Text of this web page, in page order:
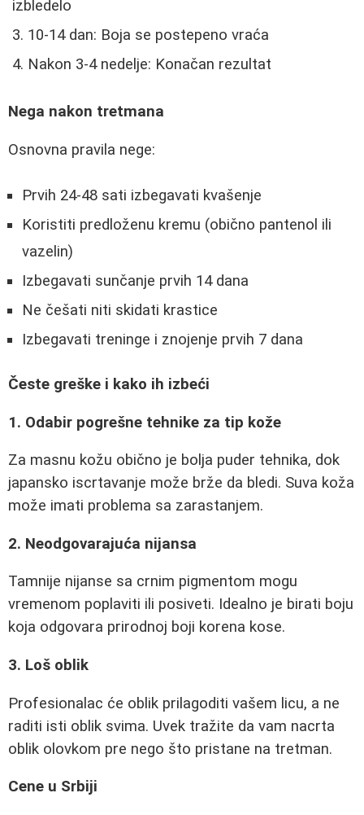
izbledelo
10-14 dan: Boja se postepeno vraća
Nakon 3-4 nedelje: Konačan rezultat
Negа nakon tretmana
Osnovna pravila negе:
Prvih 24-48 sati izbegavati kvašenje
Koristiti predloženu kremu (obično pantenol ili
vazelin)
Izbegavati sunčanje prvih 14 dana
Ne češati niti skidati krastice
Izbegavati treninge i znojenje prvih 7 dana
Česte greške i kako ih izbeći
1. Odabir pogrešne tehnike za tip kože
Za masnu kožu obično je bolja puder tehnika, dok
japansko iscrtavanje može brže da bledi. Suva koža
može imati problema sa zarastanjem.
2. Neodgovarajuća nijansa
Tamnije nijanse sa crnim pigmentom mogu
vremenom poplaviti ili posiveti. Idealno je birati boju
koja odgovara prirodnoj boji korena kose.
3. Loš oblik
Profesionalac će oblik prilagoditi vašem licu, a ne
raditi isti oblik svima. Uvek tražite da vam nacrta
oblik olovkom pre nego što pristane na tretman.
Cene u Srbiji